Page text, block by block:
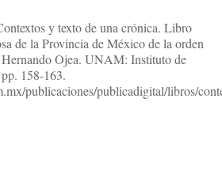
y texto de una crónica. Libro
de la Provincia de México de la orden
Ojea. UNAM: Instituto de
158-163.
publicaciones/publicadigital/libros/